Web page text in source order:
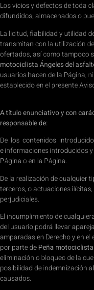
Los vicios y defectos de toda
difundidos, almacenados o
La licitud, fiabilidad y utilidad
transmitan con la utilización
ofertados, así como tampoco
motociclista Ángeles del
usuarios hacen de la Página,
establecido en el presente
A título enunciativo y con
responsable de:
De los contenidos
e informaciones introducidos
Página o en la Página.
De la realización de cualquier
terceros, o actuaciones
perjudiciales.
El incumplimiento de
del usuario podrá llevar
amparadas en Derecho y en
por parte dePeña
eliminación o bloqueo de la
posibilidad de indemnización
causados.